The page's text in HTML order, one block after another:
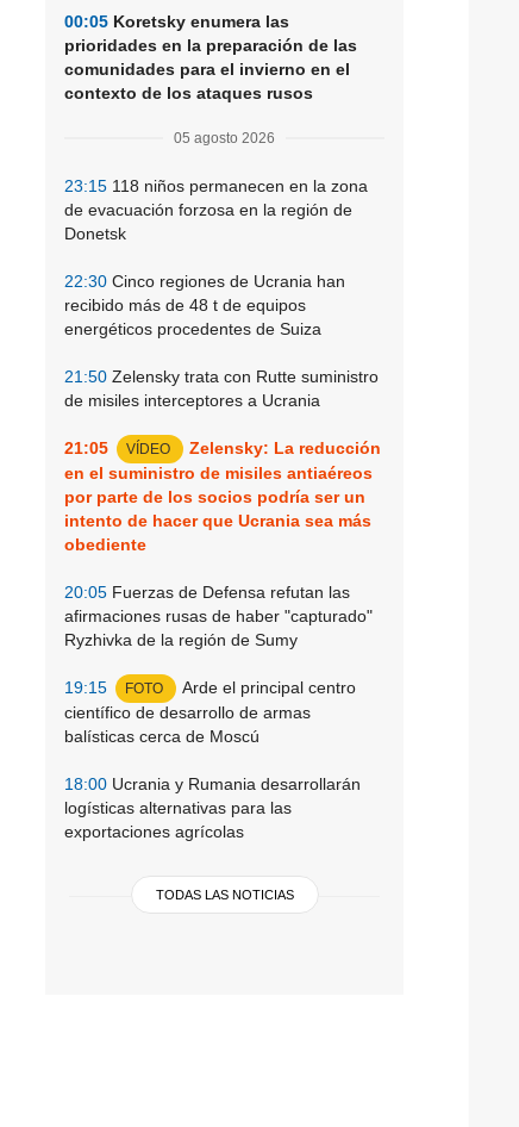
00:05 Koretsky enumera las
prioridades en la preparación de las
comunidades para el invierno en el
contexto de los ataques rusos
05 agosto 2026
23:15 118 niños permanecen en la zona
de evacuación forzosa en la región de
Donetsk
22:30 Cinco regiones de Ucrania han
recibido más de 48 t de equipos
energéticos procedentes de Suiza
21:50 Zelensky trata con Rutte suministro
de misiles interceptores a Ucrania
21:05 VÍDEO
Zelensky: La reducción
en el suministro de misiles antiaéreos
por parte de los socios podría ser un
intento de hacer que Ucrania sea más
obediente
20:05 Fuerzas de Defensa refutan las
afirmaciones rusas de haber "capturado"
Ryzhivka de la región de Sumy
19:15 FOTO
Arde el principal centro
científico de desarrollo de armas
balísticas cerca de Moscú
18:00 Ucrania y Rumania desarrollarán
logísticas alternativas para las
exportaciones agrícolas
TODAS LAS NOTICIAS